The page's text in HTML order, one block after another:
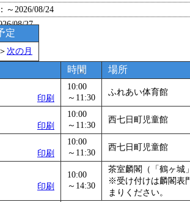
～2026/08/24
08/27
～2026/08/28
～2026/09/01
10～2026/09/07
10～2026/09/11
ン 障害物競争でお土産をゲットせよ！」 受
2026/09/14
」 受付期間：～2026/09/29
～2026/09/30
」 受付期間：～2026/11/05
2026/11/30
」 受付期間：～2026/12/03
定
＞ 次の月
時間 場所
印刷
10:00
～11:30
ふれあい体育館
印刷
10:00
～11:30
西七日町児童館
印刷
10:00
～11:30
西七日町児童館
印刷
10:00
～14:30
茶室麟閣（「鶴ヶ城
※受け付けは麟閣表
まりください。